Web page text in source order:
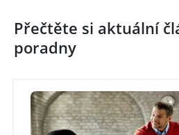
Přečtěte si aktuální
poradny